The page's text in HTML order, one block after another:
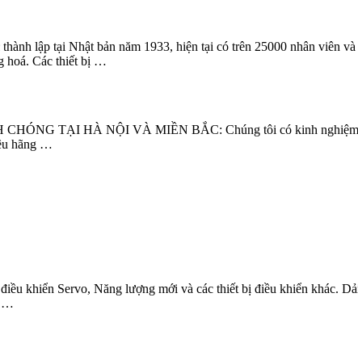
lập tại Nhật bản năm 1933, hiện tại có trên 25000 nhân viên
hoá. Các thiết bị …
TẠI HÀ NỘI VÀ MIỀN BẮC: Chúng tôi có kinh nghiệm
hãng …
khiển Servo, Năng lượng mới và các thiết bị điều khiển khác.
…